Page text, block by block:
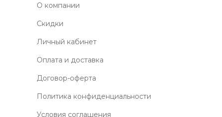
О компании
Скидки
Личный кабинет
Оплата и доставка
Договор-оферта
Политика конфиденциальности
Условия соглашения